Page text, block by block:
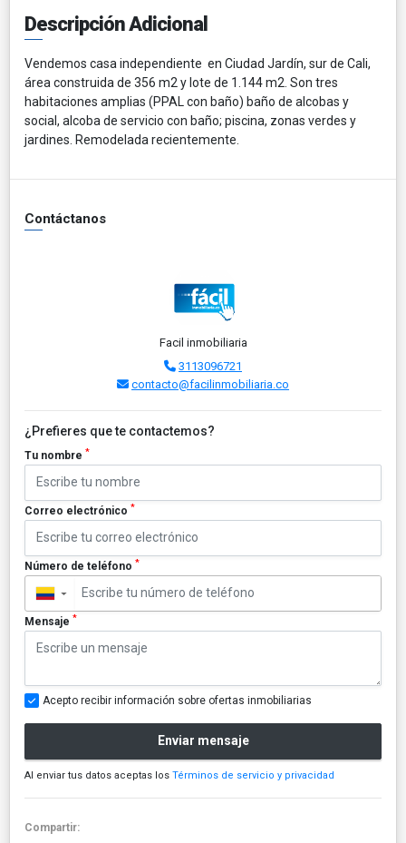
Descripción Adicional
Vendemos casa independiente en Ciudad Jardín, sur de Cali,
área construida de 356 m2 y lote de 1.144 m2. Son tres
habitaciones amplias (PPAL con baño) baño de alcobas y
social, alcoba de servicio con baño; piscina, zonas verdes y
jardines. Remodelada recientemente.
Contáctanos
Facil inmobiliaria
3113096721
contacto@facilinmobiliaria.co
¿Prefieres que te contactemos?
Tu nombre *
Correo electrónico *
Número de teléfono *
▼
Mensaje *
Acepto recibir información sobre ofertas inmobiliarias
Enviar mensaje
Al enviar tus datos aceptas los Términos de servicio y privacidad
Compartir: